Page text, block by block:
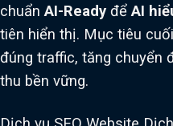
chuẩnAI-Ready đểAI
tiên hiển thị. Mục tiêu
đúng traffic, tăng chuyển
thu bền vững.